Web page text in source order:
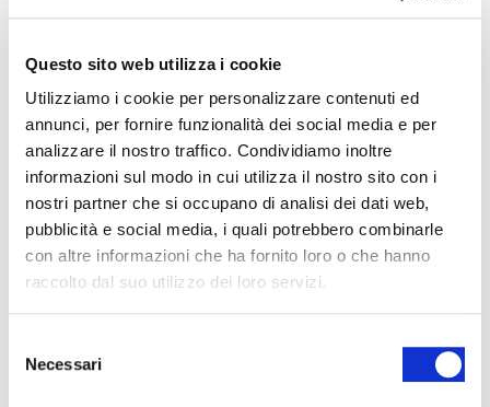
Questo sito web utilizza i cookie
Utilizziamo i cookie per personalizzare contenuti ed
annunci, per fornire funzionalità dei social media e per
analizzare il nostro traffico. Condividiamo inoltre
informazioni sul modo in cui utilizza il nostro sito con i
nostri partner che si occupano di analisi dei dati web,
pubblicità e social media, i quali potrebbero combinarle
con altre informazioni che ha fornito loro o che hanno
raccolto dal suo utilizzo dei loro servizi.
delNecessari
PERCHÉ È SPECIALE?
MADE IN ITALY LEGGEREZZA E
COMFORT